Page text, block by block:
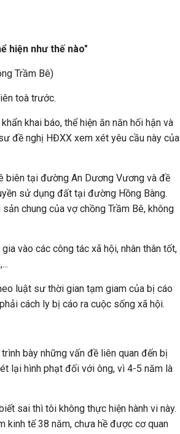
hiện như thế nào"
Trầm Bê)
toà trước.
khai báo, thể hiện ăn năn hối hận và
đề nghị HĐXX xem xét yêu cầu này của
biên tại đường An Dương Vương và đề
sử dụng đất tại đường Hồng Bàng.
chung của vợ chồng Trầm Bê, không
vào các công tác xã hội, nhân thân tốt,
luật sư thời gian tạm giam của bị cáo
cách ly bị cáo ra cuộc sống xã hội.
bày những vấn đề liên quan đến bị
lại hình phạt đối với ông, vì 4-5 năm là
sai thì tôi không thực hiện hành vi này.
kinh tế 38 năm, chưa hề được cơ quan